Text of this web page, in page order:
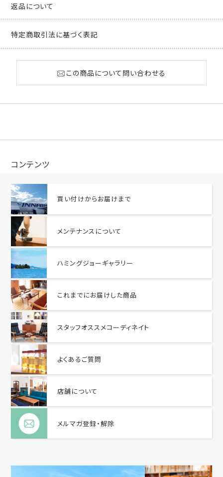
返品について
特定商取引法に基づく表記
この商品について問い合わせる
コンテンツ
買い付けからお届けまで
メンテナンスについて
ハミングジョーギャラリー
これまでにお届けした商品
スタッフオススメコーディネイト
よくあるご質問
店舗について
メルマガ登録・解除